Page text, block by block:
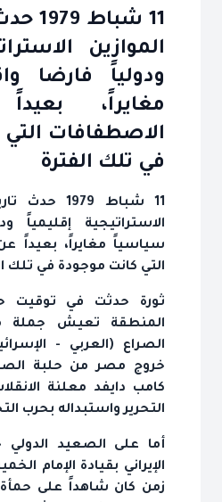
11
الموازين
ودولياً فارضا
مغايراً،
الاصطفافات
في تلك الفترة
11 شباط
الاستراتيجية إقليمياً
سياسياً مغايراً، بعيداً
التي كانت موجودة في تلك
ثورة حدثت في
المنطقة تعيش جملة
الصراع (العربي -
خروج مصر من حلبة
كامب دايفد معلنة
التحرير واستبداله بحرب
أما على الصعيد
الإيراني بقيادة الإمام
زمن كان شاهداً على حمأة